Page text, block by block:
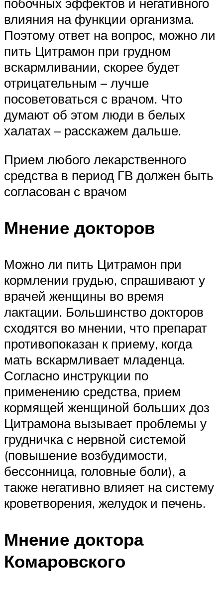
влияния на функции организма.
Поэтому ответ на вопрос, можно ли
пить Цитрамон при грудном
вскармливании, скорее будет
отрицательным – лучше
посоветоваться с врачом. Что
думают об этом люди в белых
халатах – расскажем дальше.
Прием любого лекарственного
средства в период ГВ должен быть
согласован с врачом
Мнение докторов
Можно ли пить Цитрамон при
кормлении грудью, спрашивают у
врачей женщины во время
лактации. Большинство докторов
сходятся во мнении, что препарат
противопоказан к приему, когда
мать вскармливает младенца.
Согласно инструкции по
применению средства, прием
кормящей женщиной больших доз
Цитрамона вызывает проблемы у
грудничка с нервной системой
(повышение возбудимости,
бессонница, головные боли), а
также негативно влияет на систему
кроветворения, желудок и печень.
Мнение доктора
Комаровского